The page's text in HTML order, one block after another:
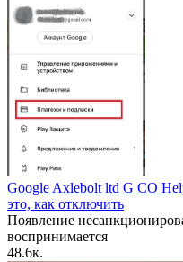
Google Axlebolt ltd G CO
это, как отключить
Появление
воспринимается
48.6к.